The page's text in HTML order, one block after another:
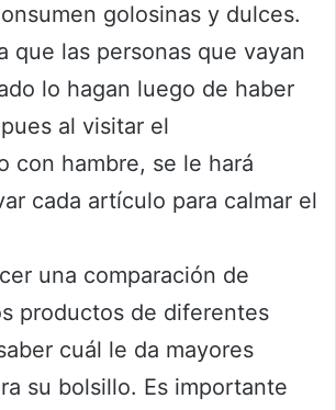
golosinas y dulces.
que las personas que vayan
lo hagan luego de haber
al visitar el
con hambre, se le hará
cada artículo para calmar el
una comparación de
productos de diferentes
cuál le da mayores
su bolsillo. Es importante